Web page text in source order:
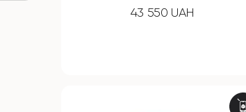
43 550 UAH